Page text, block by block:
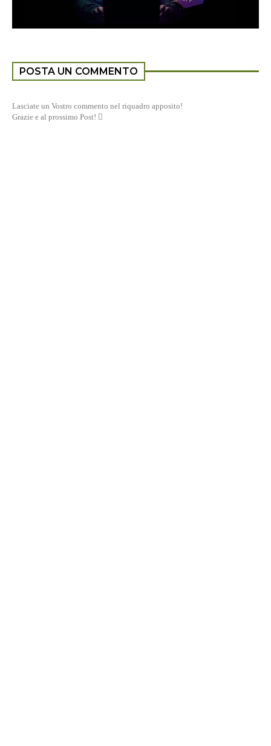
POSTA UN COMMENTO
Lasciate un Vostro commento nel riquadro apposito!
Grazie e al prossimo Post! 